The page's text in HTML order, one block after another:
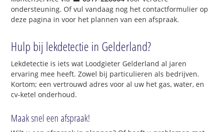
ondersteuning. Of vul vandaag nog het contactformulier op
deze pagina in voor het plannen van een afspraak.
Hulp bij lekdetectie in Gelderland?
Lekdetectie is iets wat Loodgieter Gelderland al jaren
ervaring mee heeft. Zowel bij particulieren als bedrijven.
Kortom; een vertrouwd adres voor al uw het gas, water, en
cv-ketel onderhoud.
Maak snel een afspraak!